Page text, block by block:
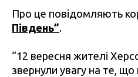
Про це повідомляють
Південь”.
“12 вересня жителі
звернули увагу на те, що